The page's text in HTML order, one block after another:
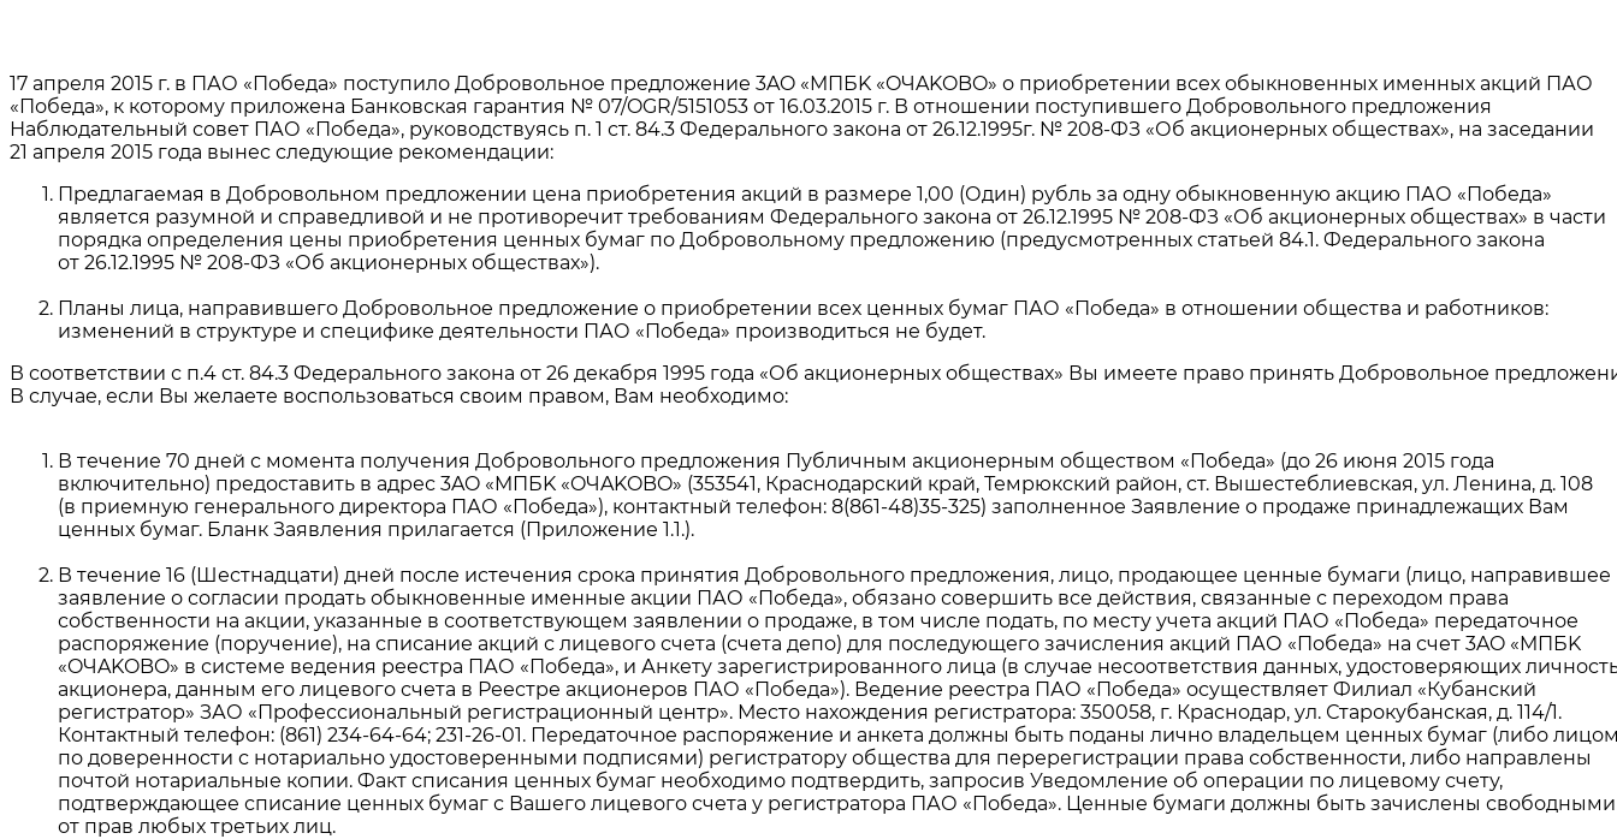
17 апреля 2015 г. в ПАО «Победа» поступило Добровольное предложение 3AO «MПБK «OЧAKOBO» о приобретении всех обыкновенных именных акций ПАО
«Победа», к которому приложена Банковская гарантия № 07/OGR/5151053 от 16.03.2015 г. В отношении поступившего Добровольного предложения
Наблюдательный совет ПАО «Победа», руководствуясь п. 1 ст. 84.3 Федерального закона от 26.12.1995г. № 208-ФЗ «Об акционерных обществах», на заседании
21 апреля 2015 года вынес следующие рекомендации:
Предлагаемая в Добровольном предложении цена приобретения акций в размере 1,00 (Один) рубль за одну обыкновенную акцию ПАО «Победа»
является разумной и справедливой и не противоречит требованиям Федерального закона от 26.12.1995 № 208-ФЗ «Об акционерных обществах» в части
порядка определения цены приобретения ценных бумаг по Добровольному предложению (предусмотренных статьей 84.1. Федерального закона
от 26.12.1995 № 208-ФЗ «Об акционерных обществах»).
Планы лица, направившего Добровольное предложение о приобретении всех ценных бумаг ПАО «Победа» в отношении общества и работников:
изменений в структуре и специфике деятельности ПАО «Победа» производиться не будет.
В соответствии с п.4 ст. 84.3 Федерального закона от 26 декабря 1995 года «Об акционерных обществах» Вы имеете право принять Добровольное
В случае, если Вы желаете воспользоваться своим правом, Вам необходимо:
В течение 70 дней с момента получения Добровольного предложения Публичным акционерным обществом «Победа» (до 26 июня 2015 года
включительно) предоставить в адрес 3AO «MПБK «OЧAKOBO» (353541, Краснодарский край, Темрюкский район, ст. Вышестеблиевская, ул. Ленина, д. 108
(в приемную генерального директора ПАО «Победа»), контактный телефон: 8(861-48)35-325) заполненное Заявление о продаже принадлежащих Вам
ценных бумаг. Бланк Заявления прилагается (Приложение 1.1.).
В течение 16 (Шестнадцати) дней после истечения срока принятия Добровольного предложения, лицо, продающее ценные бумаги (лицо, направившее
заявление о согласии продать обыкновенные именные акции ПАО «Победа», обязано совершить все действия, связанные с переходом права
собственности на акции, указанные в соответствующем заявлении о продаже, в том числе подать, по месту учета акций ПАО «Победа» передаточное
распоряжение (поручение), на списание акций с лицевого счета (счета депо) для последующего зачисления акций ПАО «Победа» на счет 3AO «MПБK
«OЧAKOBO» в системе ведения реестра ПАО «Победа», и Анкету зарегистрированного лица (в случае несоответствия данных, удостоверяющих
акционера, данным его лицевого счета в Реестре акционеров ПАО «Победа»). Ведение реестра ПАО «Победа» осуществляет Филиал «Кубанский
регистратор» ЗАО «Профессиональный регистрационный центр». Место нахождения регистратора: 350058, г. Краснодар, ул. Старокубанская, д. 114/1.
Контактный телефон: (861) 234-64-64; 231-26-01. Передаточное распоряжение и анкета должны быть поданы лично владельцем ценных бумаг (либо
по доверенности с нотариально удостоверенными подписями) регистратору общества для перерегистрации права собственности, либо направлены
почтой нотариальные копии. Факт списания ценных бумаг необходимо подтвердить, запросив Уведомление об операции по лицевому счету,
подтверждающее списание ценных бумаг с Вашего лицевого счета у регистратора ПАО «Победа». Ценные бумаги должны быть зачислены свободными
от прав любых третьих лиц.